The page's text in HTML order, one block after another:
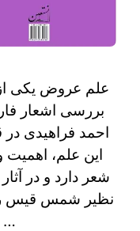
علم عروض یکی
بررسی اشعار
احمد فراهیدی
این علم،
شعر دارد و در
نظیر شمس قیس
به تفصیل مورد …